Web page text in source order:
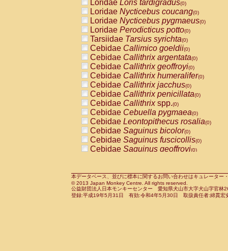
AtelidaeLagothrix lagothricha cana
PitheciidaeCacajao calvus
PitheciidaeCallicebus cupreus
PitheciidaeCallicebus donacophilus
PitheciidaeCallicebus moloch
PitheciidaeCallicebus torquatus
PitheciidaeCallicebusspp.(0)
PitheciidaeChiropotes satanas(0)
PitheciidaePithecia monachus
PitheciidaePithecia pithecia(0)
CercopithecidaeCercocebus agilis
CercopithecidaeCercocebus
CercopithecidaeCercocebus
CercopithecidaeCercocebus
CercopithecidaeCercocebus
CercopithecidaeCercocebushybrid
CercopithecidaePapio anubis(0)
CercopithecidaePapio cynocephalus
CercopithecidaePapio hamadryas(0)
Loridae Loris tardigradus(0)
Loridae Nycticebus coucang(0)
Loridae Nycticebus pygmaeus(0)
Loridae Perodicticus potto(0)
Tarsiidae Tarsius syrichta(0)
Cebidae Callimico goeldii(0)
Cebidae Callithrix argentata(0)
Cebidae Callithrix geoffroyi(0)
Cebidae Callithrix humeralifer(0)
Cebidae Callithrix jacchus(0)
Cebidae Callithrix penicillata(0)
Cebidae Callithrixspp.(0)
Cebidae Cebuella pygmaea(0)
Cebidae Leontopithecus rosalia(0)
Cebidae Saguinus bicolor(0)
Cebidae Saguinus fuscicollis(0)
Cebidae Saguinus geoffroyi(0)
CebidaeSaguinus leucopus(0)
CebidaeSaguinus midas(0)
Cebidae Saguinus mystax(0)
本データベース、並びに標本に関するお問い合わせはキュレータ
© 2013 Japan Monkey Centre. All rights reserved.
公益財団法人日本モンキーセンター 愛知県犬山市大字犬山字官
登録:平成19年5月31日 有効:令和4年5月30日 取扱責任者:綿貫宏